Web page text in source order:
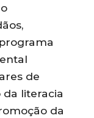
de
literacia
da